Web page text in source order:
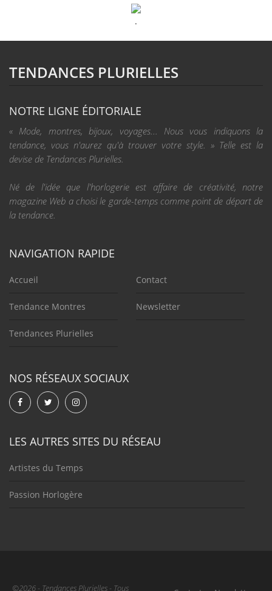
.
TENDANCES PLURIELLES
NOTRE LIGNE ÉDITORIALE
« Mode, montres, bijoux, voyages... Nous vous indiquons la
tendance, vous n'aurez qu'à trouver votre style. » Telle est la
devise de Tendances Plurielles.
Né de l'idée que l'horlogerie est affaire de créativité, notre
magazine Web a choisi le garde-temps comme point de départ de
la tendance.
NAVIGATION RAPIDE
Accueil
Tendance Montres
Tendances Plurielles
Contact
Newsletter
NOS RÉSEAUX SOCIAUX
LES AUTRES SITES DU RÉSEAU
Artistes du Temps
Passion Horlogère
©2026 - Tendances Plurielles - Tous